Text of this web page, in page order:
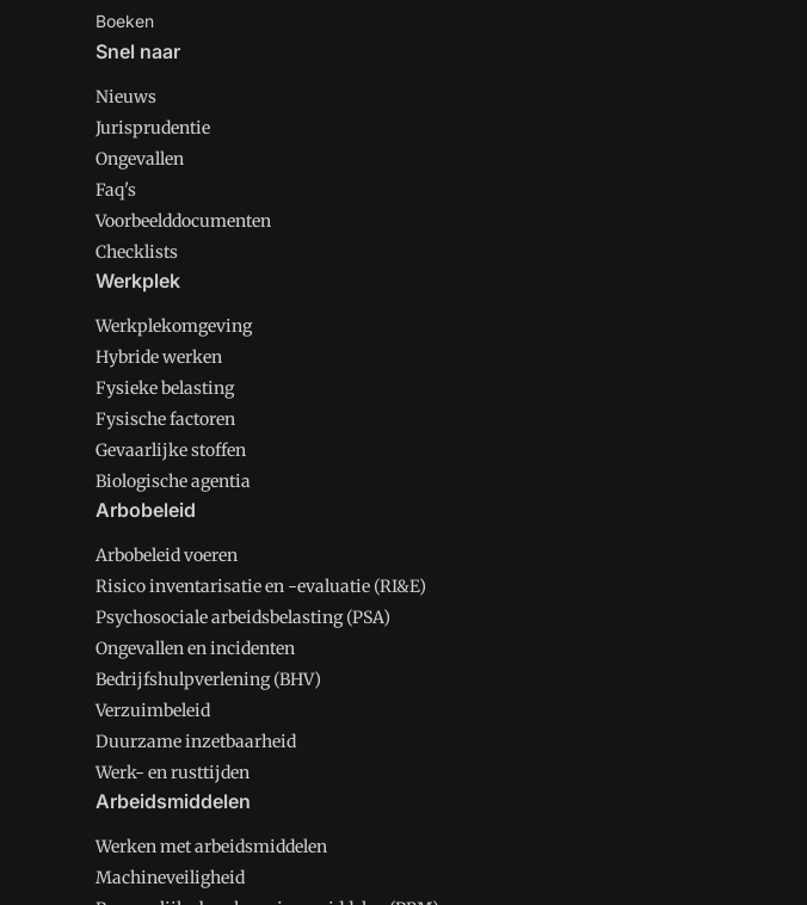
Boeken
Snel naar
Nieuws
Jurisprudentie
Ongevallen
Faq's
Voorbeelddocumenten
Checklists
Werkplek
Werkplekomgeving
Hybride werken
Fysieke belasting
Fysische factoren
Gevaarlijke stoffen
Biologische agentia
Arbobeleid
Arbobeleid voeren
Risico inventarisatie en -evaluatie (RI&E)
Psychosociale arbeidsbelasting (PSA)
Ongevallen en incidenten
Bedrijfshulpverlening (BHV)
Verzuimbeleid
Duurzame inzetbaarheid
Werk- en rusttijden
Arbeidsmiddelen
Werken met arbeidsmiddelen
Machineveiligheid